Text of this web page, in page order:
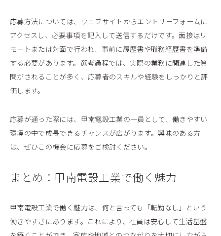
応募方法については、ウェブサイトからエントリーフォームに
アクセスし、必要事項を記入して送信するだけです。面接はリ
モートまたは対面で行われ、事前に履歴書や職務経歴書を準備
する必要があります。選考過程では、実際の業務に関連した質
問がされることが多く、応募者のスキルや経験をしっかりと評
価します。
応募が通った際には、甲南電設工業の一員として、働きやすい
環境の中で成長できるチャンスが広がります。興味のある方
は、ぜひこの機会に応募をご検討ください。
まとめ：甲南電設工業で働く魅力
甲南電設工業で働く魅力は、何と言っても「転勤なし」という
働きやすさにあります。これにより、社員は安心して生活基盤